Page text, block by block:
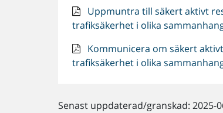
Uppmuntra till säkert aktivt
trafiksäkerhet i olika
Kommunicera om säkert
trafiksäkerhet i olika
Senast uppdaterad/granskad: 2025-